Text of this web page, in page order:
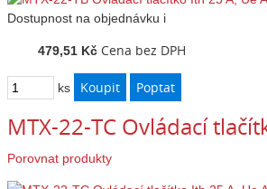
Dostupnost na objednávku i
479,51 Kč Cena bez DPH
ks
MTX-22-TC Ovládací
Porovnat produkty